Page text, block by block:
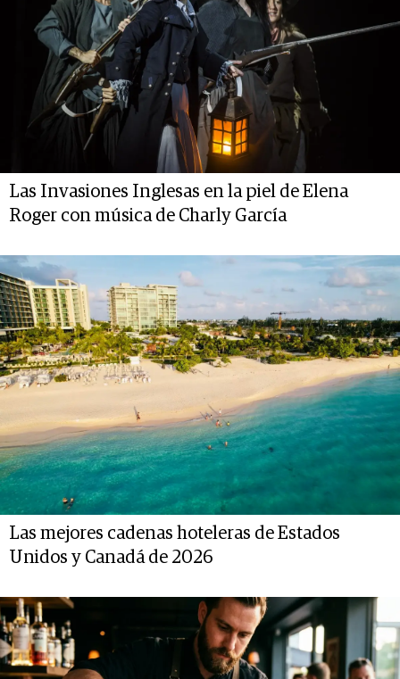
Las Invasiones Inglesas en la piel de Elena
Roger con música de Charly García
Las mejores cadenas hoteleras de Estados
Unidos y Canadá de 2026